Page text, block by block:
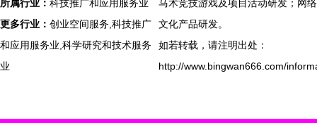
所属行业： 科技推广和应用服务业
更多行业： 创业空间服务,科技推广
和应用服务业,科学研究和技术服务
业
马术竞技游戏及项目活动研发；网络
文化产品研发。
如若转载，请注明出处：
http://www.bingwan666.com/